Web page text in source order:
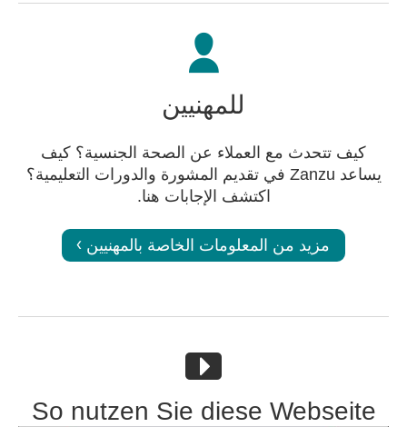
للمهنيين
كيف تتحدث مع العملاء عن الصحة الجنسية؟ كيف
يساعد Zanzu في تقديم المشورة والدورات التعليمية؟
اكتشف الإجابات هنا.
مزيد من المعلومات الخاصة بالمهنيين
So nutzen Sie diese Webseite